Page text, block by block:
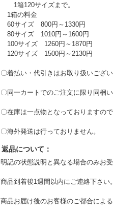
1箱120サイズまで。
1箱の料金
60サイズ 800円～1330円
80サイズ 1010円～1600円
100サイズ 1260円～1870円
120サイズ 1500円～2130円
〇着払い・代引きはお取り扱いござ
〇同一カートでのご注文に限り同梱
〇在庫は一点物となっておりますの
〇海外発送は行っておりません。
返品について：
明記の状態説明と異なる場合のみお
商品到着後1週間以内にご連絡下さい
商品お届け後のお客様のご都合によ